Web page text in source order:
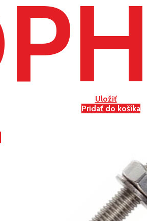
Uložiť
Pridať do košíka